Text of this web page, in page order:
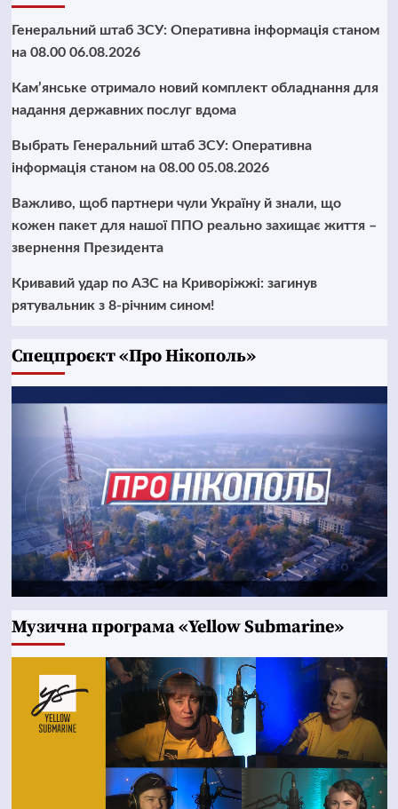
Генеральний штаб ЗСУ: Оперативна інформація станом
на 08.00 06.08.2026
Кам’янське отримало новий комплект обладнання для
надання державних послуг вдома
Выбрать Генеральний штаб ЗСУ: Оперативна
інформація станом на 08.00 05.08.2026
Важливо, щоб партнери чули Україну й знали, що
кожен пакет для нашої ППО реально захищає життя –
звернення Президента
Кривавий удар по АЗС на Криворіжжі: загинув
рятувальник з 8-річним сином!
Cпецпроєкт «Про Нікополь»
Музична програма «Yellow Submarine»